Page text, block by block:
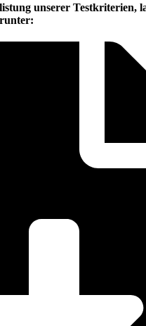
unserer Testkriterien,